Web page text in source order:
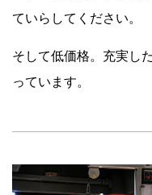
ていらしてください。
そして低価格。充実し
っています。